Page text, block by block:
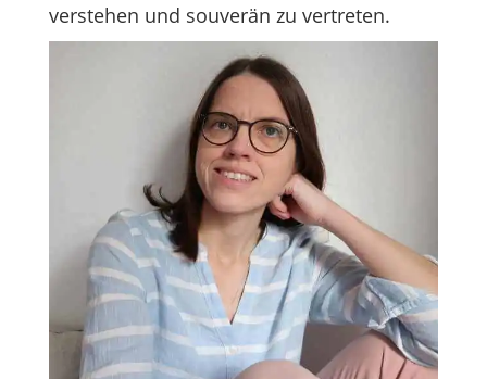
verstehen und souverän zu vertreten.